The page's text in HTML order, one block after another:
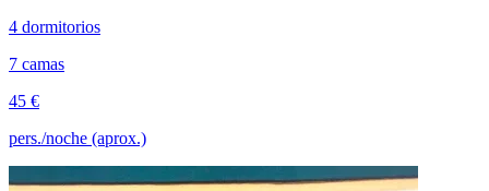
4 dormitorios
7 camas
45 €
pers./noche (aprox.)